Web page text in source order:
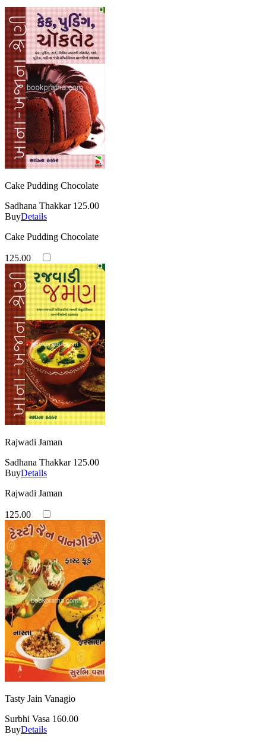
Cake Pudding Chocolate
Sadhana Thakkar 125.00
BuyDetails
Cake Pudding Chocolate
125.00
Rajwadi Jaman
Sadhana Thakkar 125.00
BuyDetails
Rajwadi Jaman
125.00
Tasty Jain Vanagio
Surbhi Vasa 160.00
BuyDetails